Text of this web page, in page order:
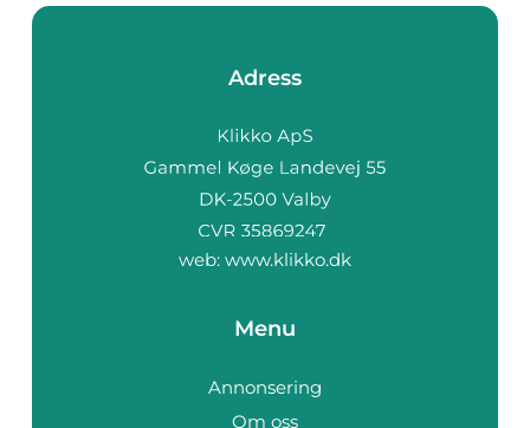
Adress
web: www.klikko.dk
Menu
Annonsering
Om oss